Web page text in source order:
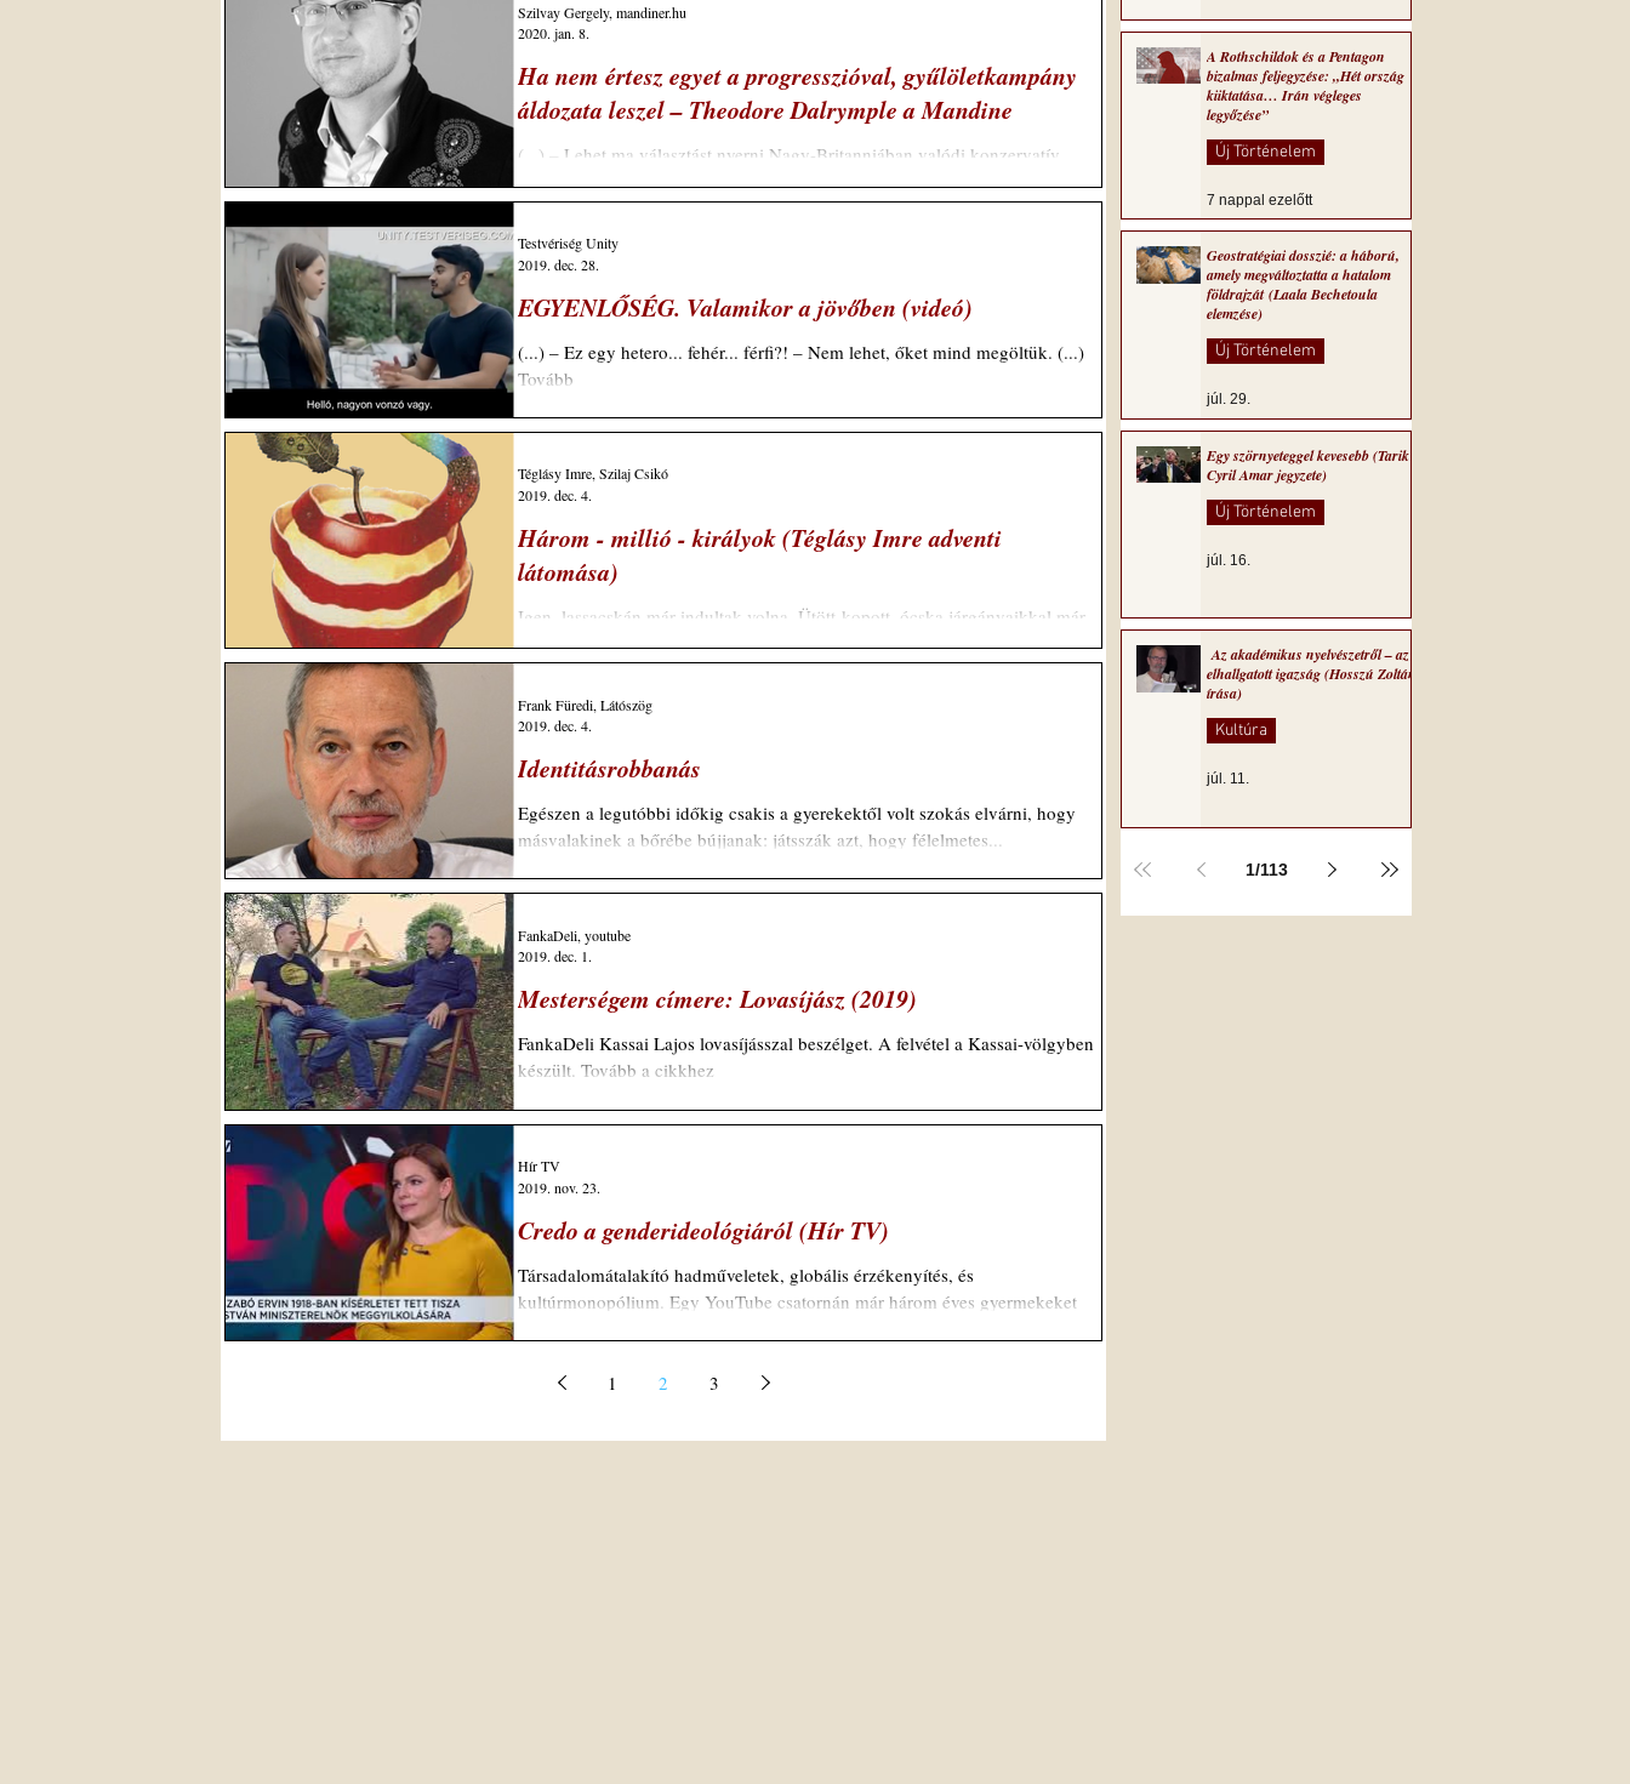
Ha nem értesz egyet a progresszióval, gyűlöletkampány
áldozata leszel – Theodore Dalrymple a Mandine
(...) – Lehet ma választást nyerni Nagy-Britanniában valódi konzervatív
programmal? – Ez valóban nehéz, mivel alig vannak konzervatív...
Szilvay Gergely, mandiner.hu
2020. jan. 8.
EGYENLŐSÉG. Valamikor a jövőben (videó)
(...) – Ez egy hetero... fehér... férfi?! – Nem lehet, őket mind megöltük. (...)
Tovább
Testvériség Unity
2019. dec. 28.
Három - millió - királyok (Téglásy Imre adventi
látomása)
Igen, lassacskán már indultak volna. Ütött-kopott, ócska járgányaikkal már-
már föl is kerekedtek. Ajándékokkal készültek mindhárman a...
Téglásy Imre, Szilaj Csikó
2019. dec. 4.
Identitásrobbanás
Egészen a legutóbbi időkig csakis a gyerekektől volt szokás elvárni, hogy
másvalakinek a bőrébe bújjanak: játsszák azt, hogy félelmetes...
Frank Füredi, Látószög
2019. dec. 4.
Mesterségem címere: Lovasíjász (2019)
FankaDeli Kassai Lajos lovasíjásszal beszélget. A felvétel a Kassai-völgyben
készült. Tovább a cikkhez
FankaDeli, youtube
2019. dec. 1.
Credo a genderideológiáról (Hír TV)
Társadalomátalakító hadműveletek, globális érzékenyítés, és
kultúrmonopólium. Egy YouTube csatornán már három éves gyermekeket
Hír TV
2019. nov. 23.
1 2 3
A Rothschildok és a Pentagon
bizalmas feljegyzése: „Hét ország
kiiktatása… Irán végleges
legyőzése”
Új Történelem
7 nappal ezelőtt
Geostratégiai dosszié: a háború,
amely megváltoztatta a hatalom
földrajzát (Laala Bechetoula
elemzése)
Új Történelem
júl. 29.
Egy szörnyeteggel kevesebb (Tarik
Cyril Amar jegyzete)
Új Történelem
júl. 16.
Az akadémikus nyelvészetről – az
elhallgatott igazság (Hosszú Zoltán
írása)
Kultúra
júl. 11.
1/113